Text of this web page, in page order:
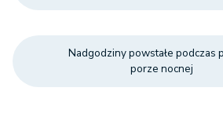
Nadgodziny powstałe podczas
porze nocnej